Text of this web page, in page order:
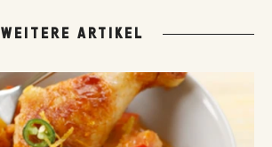
WEITERE ARTIKEL